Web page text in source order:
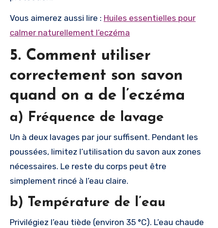
Vous aimerez aussi lire : Huiles essentielles pour
calmer naturellement l’eczéma
5. Comment utiliser
correctement son savon
quand on a de l’eczéma
a) Fréquence de lavage
Un à deux lavages par jour suffisent. Pendant les
poussées, limitez l’utilisation du savon aux zones
nécessaires. Le reste du corps peut être
simplement rincé à l’eau claire.
b) Température de l’eau
Privilégiez l’eau tiède (environ 35 °C). L’eau chaude